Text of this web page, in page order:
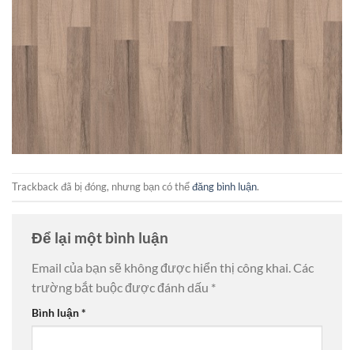
Trackback đã bị đóng, nhưng bạn có thểđăng bình luận.
Để lại một bình luận
Email của bạn sẽ không được hiển thị công khai. Các
trường bắt buộc được đánh dấu *
Bình luận*